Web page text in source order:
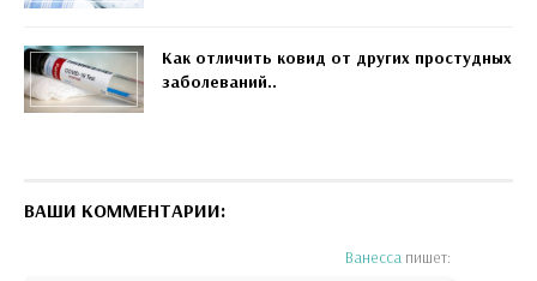
Как отличить ковид от других простудных
заболеваний..
ВАШИ КОММЕНТАРИИ:
Ванесса пишет: